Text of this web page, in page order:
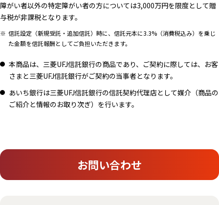
障がい者以外の特定障がい者の方については3,000万円を限度として贈
与税が非課税となります。
信託設定（新規受託・追加信託）時に、信託元本に3.3%（消費税込み）を乗じ
た金額を信託報酬としてご負担いただきます。
本商品は、三菱UFJ信託銀行の商品であり、ご契約に際しては、お客
さまと三菱UFJ信託銀行がご契約の当事者となります。
あいち銀行は三菱UFJ信託銀行の信託契約代理店として媒介（商品の
ご紹介と情報のお取り次ぎ）を行います。
お問い合わせ